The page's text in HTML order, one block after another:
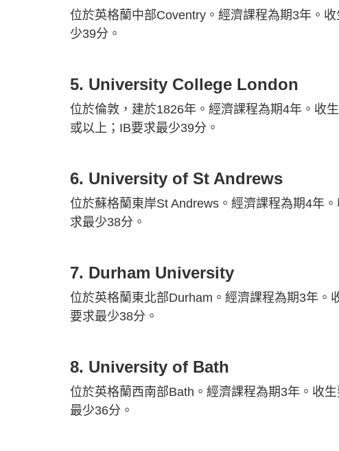
位於英格蘭中部Coventry。經濟課程為期3年。
少39分。
5. University College London
位於倫敦，建於1826年。經濟課程為期4年。收
或以上；IB要求最少39分。
6. University of St Andrews
位於蘇格蘭東岸St Andrews。經濟課程為期4年
求最少38分。
7. Durham University
位於英格蘭東北部Durham。經濟課程為期3年
要求最少38分。
8. University of Bath
位於英格蘭西南部Bath。經濟課程為期3年。收
最少36分。